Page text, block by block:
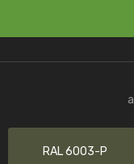
RAL 6003-P
"Alles so,